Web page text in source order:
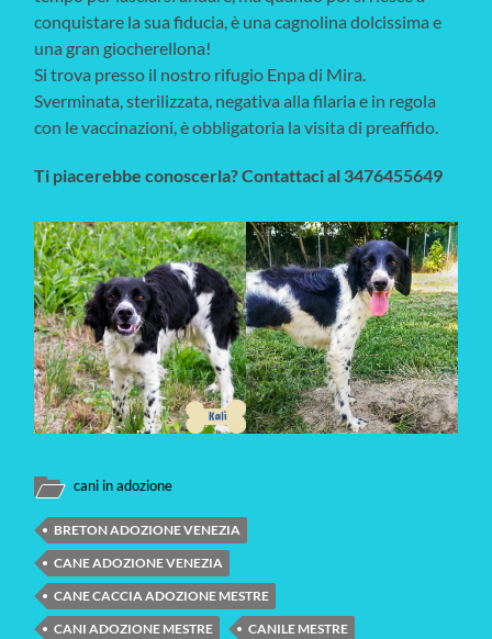
conquistare la sua fiducia, è una cagnolina dolcissima e
una gran giocherellona!
Si trova presso il nostro rifugio Enpa di Mira.
Sverminata, sterilizzata, negativa alla filaria e in regola
con le vaccinazioni, è obbligatoria la visita di preaffido.
Ti piacerebbe conoscerla? Contattaci al 3476455649
cani in adozione
BRETON ADOZIONE VENEZIA
CANE ADOZIONE VENEZIA
CANE CACCIA ADOZIONE MESTRE
CANI ADOZIONE MESTRE
CANILE MESTRE